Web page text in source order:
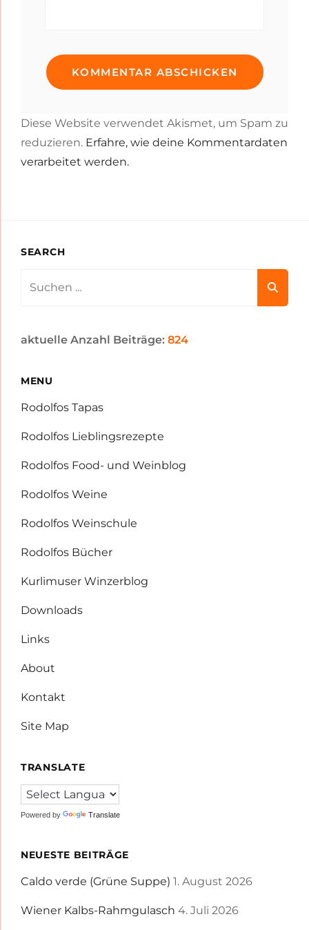
Diese Website verwendet Akismet, um Spam zu
reduzieren. Erfahre, wie deine Kommentardaten
verarbeitet werden.
SEARCH
aktuelle Anzahl Beiträge: 824
MENU
Rodolfos Tapas
Rodolfos Lieblingsrezepte
Rodolfos Food- und Weinblog
Rodolfos Weine
Rodolfos Weinschule
Rodolfos Bücher
Kurlimuser Winzerblog
Downloads
Links
About
Kontakt
Site Map
TRANSLATE
Powered by Translate
NEUESTE BEITRÄGE
Caldo verde (Grüne Suppe) 1. August 2026
Wiener Kalbs-Rahmgulasch 4. Juli 2026